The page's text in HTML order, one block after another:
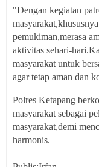
"Dengan kegiatan
pemukiman,merasa
aktivitas sehari-
masyarakat untuk
agar tetap aman dan
Polres Ketapang
masyarakat sebagai
masyarakat,demi
harmonis.